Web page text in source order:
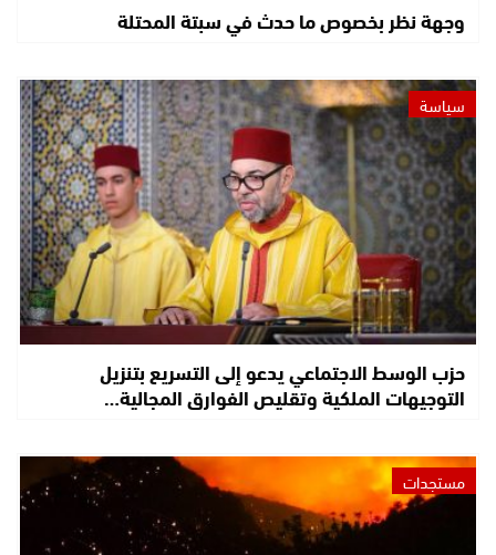
وجهة نظر بخصوص ما حدث في سبتة المحتلة
سياسة
حزب الوسط الاجتماعي يدعو إلى التسريع بتنزيل
التوجيهات الملكية وتقليص الفوارق المجالية…
مستجدات